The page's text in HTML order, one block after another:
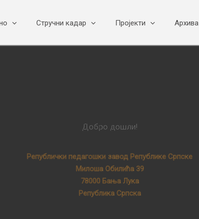
Стручни кадар Пројекти Архива
Добро дошли!
Републички педагошки завод Републике Српске
Милоша Обилића 39
78000 Бања Лука
Република Српска